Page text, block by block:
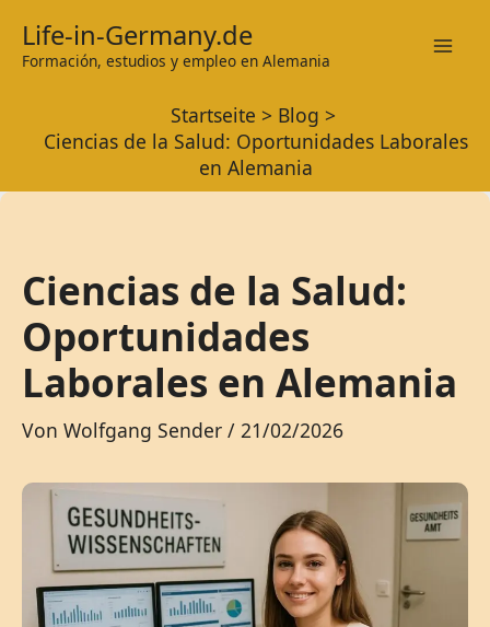
Inhalt
springen
Life-in-Germany.de
Formación, estudios y empleo en Alemania
Startseite
Blog
Ciencias de la Salud: Oportunidades Laborales
en Alemania
Ciencias de la Salud:
Oportunidades
Laborales en Alemania
Von Wolfgang Sender / 21/02/2026